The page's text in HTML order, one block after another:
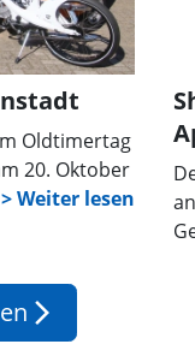
Oldtimertag
20. Oktober
Innenstadt
haben sich
arrow_forward_ios